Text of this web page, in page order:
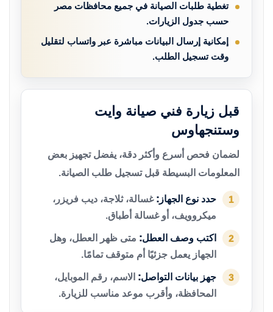
تغطية طلبات الصيانة في جميع محافظات مصر
حسب جدول الزيارات.
إمكانية إرسال البيانات مباشرة عبر واتساب لتقليل
وقت تسجيل الطلب.
قبل زيارة فني صيانة وايت
وستنجهاوس
لضمان فحص أسرع وأكثر دقة، يفضل تجهيز بعض
المعلومات البسيطة قبل تسجيل طلب الصيانة.
1 حدد نوع الجهاز: غسالة، ثلاجة، ديب فريزر،
ميكروويف، أو غسالة أطباق.
2 اكتب وصف العطل: متى ظهر العطل، وهل
الجهاز يعمل جزئيًا أم متوقف تمامًا.
3 جهز بيانات التواصل: الاسم، رقم الموبايل،
المحافظة، وأقرب موعد مناسب للزيارة.